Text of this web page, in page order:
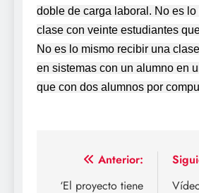
doble de carga laboral. No es lo
clase con veinte estudiantes
No es lo mismo recibir una
en sistemas con un alumno en
que con dos alumnos por
Navegación
Anterior:
‘El proyecto tiene